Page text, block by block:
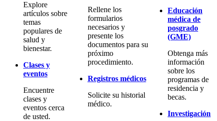
Explore
artículos sobre
temas
populares de
salud y
bienestar.
Clases y
eventos
Encuentre
clases y
eventos cerca
de usted.
Rellene los
formularios
necesarios y
presente los
documentos para su
próximo
procedimiento.
Registros médicos
Solicite su historial
médico.
Educación
médica de
posgrado
(GME)
Obtenga más
información
sobre los
programas de
residencia y
becas.
Investigación